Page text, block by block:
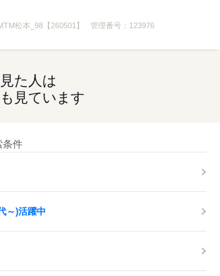
松本_98【260501】 管理番号： 123976
た人は
見ています
条件
～)活躍中